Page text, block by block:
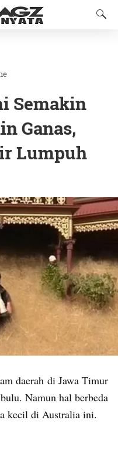
Semakin
Ganas,
Lumpuh
daerah di Jawa Timur
Namun hal berbeda
kecil di Australia ini.